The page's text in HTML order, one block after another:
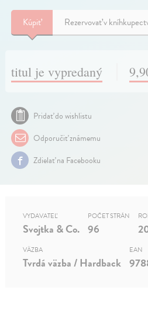
Kúpiť Rezervovať v
titul je vypredaný
Pridať do wishlistu
Odporučiť známemu
Zdielať na Facebooku
VYDAVATEĽ
Svojtka & Co.
POČET STRÁN
96
VÄZBA
Tvrdá väzba / Hardback
EAN